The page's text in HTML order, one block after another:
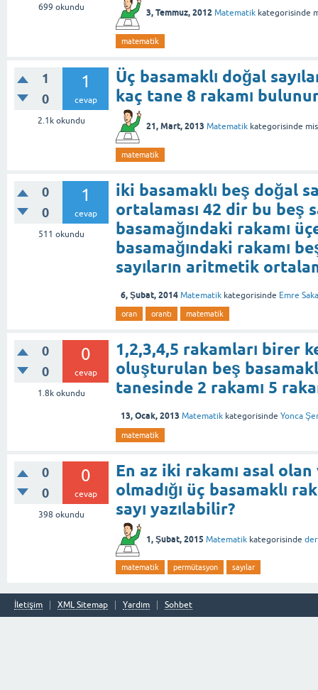
699 okundu 3, Temmuz, 2012 Matematik kategorisinde
matematik
1
0
1
cevap
2.1k okundu
Üç basamaklı doğal
kaç tane 8 rakamı
21, Mart, 2013 Matematik kategorisinde
matematik
0
0
1
cevap
511 okundu
iki basamaklı beş doğal
ortalaması 42 dir bu beş
basamağındaki rakamı
basamağındaki rakamı
sayıların aritmetik
6, Şubat, 2014 Matematik kategorisinde Emre
oran orantı matematik
0
0
0
cevap
1.8k okundu
1,2,3,4,5 rakamları birer
oluşturulan beş
tanesinde 2 rakamı 5
13, Ocak, 2013 Matematik kategorisinde Yonca
matematik
0
0
0
cevap
398 okundu
En az iki rakamı asal olan
olmadığı üç basamaklı
sayı yazılabilir?
1, Şubat, 2015 Matematik kategorisinde
matematik permütasyon sayılar
İletişim XML Sitemap Yardım Sohbet